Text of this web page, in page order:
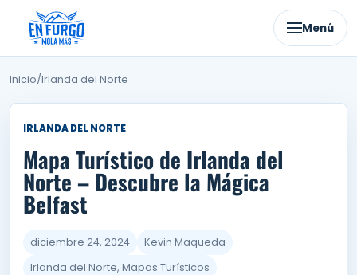
contenido
Menú
Inicio/Irlanda del Norte
IRLANDA DEL NORTE
Mapa Turístico de Irlanda del
Norte – Descubre la Mágica
Belfast
diciembre 24, 2024
Kevin Maqueda
Irlanda del Norte, Mapas Turísticos